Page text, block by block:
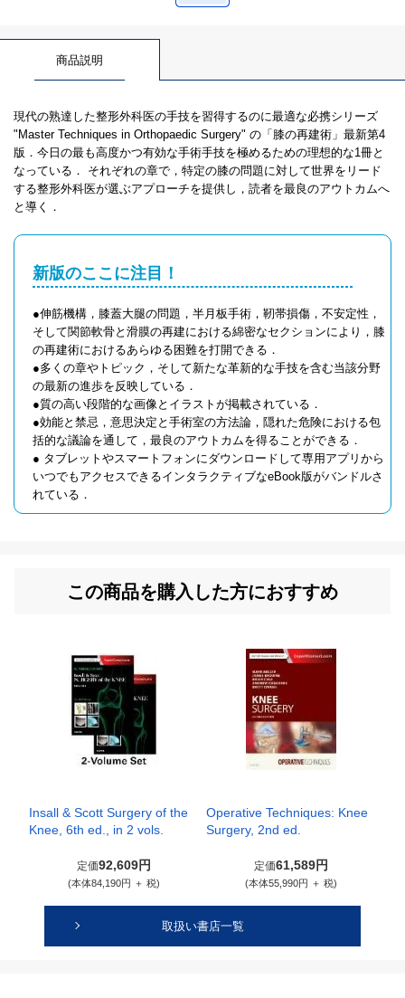
商品説明
現代の熟達した整形外科医の手技を習得するのに最適な必携シリーズ
"Master Techniques in Orthopaedic Surgery" の「膝の再建術」最新第4
版．今日の最も高度かつ有効な手術手技を極めるための理想的な1冊と
なっている． それぞれの章で，特定の膝の問題に対して世界をリード
する整形外科医が選ぶアプローチを提供し，読者を最良のアウトカムへ
と導く．
新版のここに注目！
●伸筋機構，膝蓋大腿の問題，半月板手術，靭帯損傷，不安定性，
そして関節軟骨と滑膜の再建における綿密なセクションにより，膝
の再建術におけるあらゆる困難を打開できる．
●多くの章やトピック，そして新たな革新的な手技を含む当該分野
の最新の進歩を反映している．
●質の高い段階的な画像とイラストが掲載されている．
●効能と禁忌，意思決定と手術室の方法論，隠れた危険における包
括的な議論を通して，最良のアウトカムを得ることができる．
● タブレットやスマートフォンにダウンロードして専用アプリから
いつでもアクセスできるインタラクティブなeBook版がバンドルさ
れている．
この商品を購入した方におすすめ
Insall & Scott Surgery of the
Knee, 6th ed., in 2 vols.
定価92,609円
(本体84,190円 ＋ 税)
Operative Techniques: Knee
Surgery, 2nd ed.
定価61,589円
(本体55,990円 ＋ 税)
取扱い書店一覧